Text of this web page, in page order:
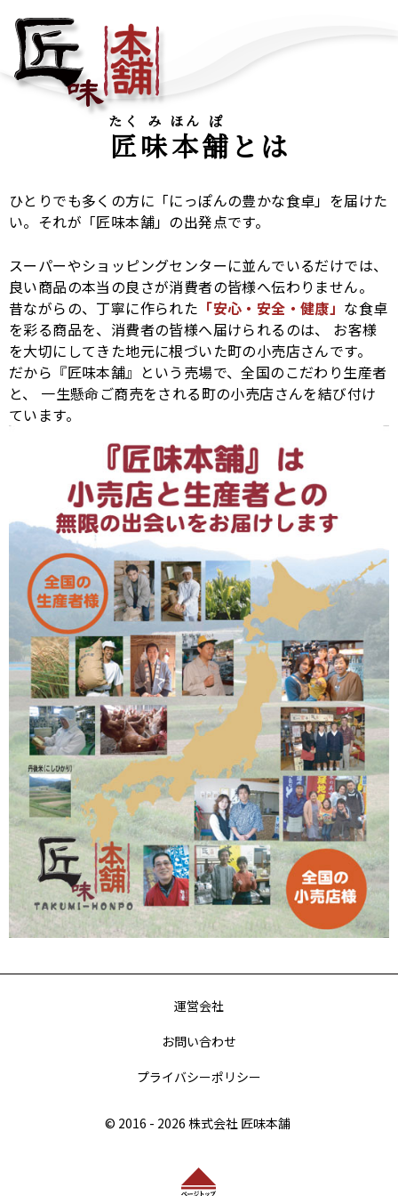
匠
たく
味
み
本
ほん
舗
ぽ
とは
ひとりでも多くの方に「にっぽんの豊かな食卓」を届けた
い。それが「匠味本舗」の出発点です。
スーパーやショッピングセンターに並んでいるだけでは、
良い商品の本当の良さが消費者の皆様へ伝わりません。
昔ながらの、丁寧に作られた 「安心・安全・健康」 な食卓
を彩る商品を、消費者の皆様へ届けられるのは、 お客様
を大切にしてきた地元に根づいた町の小売店さんです。
だから『匠味本舗』という売場で、全国のこだわり生産者
と、 一生懸命ご商売をされる町の小売店さんを結び付け
ています。
運営会社
お問い合わせ
プライバシーポリシー
© 2016 - 2026 株式会社 匠味本舗